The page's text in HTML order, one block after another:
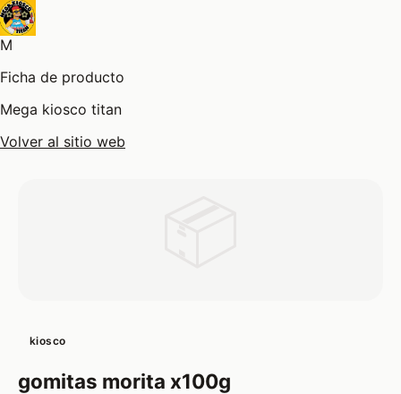
M
Ficha de producto
Mega kiosco titan
Volver al sitio web
kiosco
gomitas morita x100g